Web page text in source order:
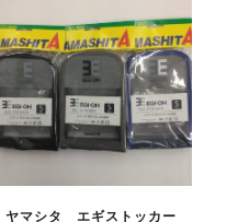
ヤマシタ エギストッカー